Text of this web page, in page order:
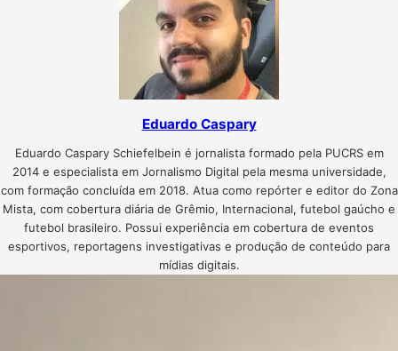
Eduardo Caspary
Eduardo Caspary Schiefelbein é jornalista formado pela PUCRS em
2014 e especialista em Jornalismo Digital pela mesma universidade,
com formação concluída em 2018. Atua como repórter e editor do Zona
Mista, com cobertura diária de Grêmio, Internacional, futebol gaúcho e
futebol brasileiro. Possui experiência em cobertura de eventos
esportivos, reportagens investigativas e produção de conteúdo para
mídias digitais.